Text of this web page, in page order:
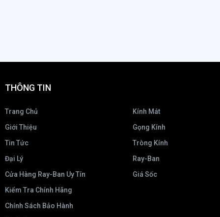
THÔNG TIN
Trang Chủ
Giới Thiệu
Tin Tức
Đại Lý
Cửa Hàng Ray-Ban Uy Tín
Kiểm Tra Chính Hãng
Chính Sách Bảo Hành
Kính Mát
Gọng Kính
Tròng Kính
Ray-Ban
Giá Sốc